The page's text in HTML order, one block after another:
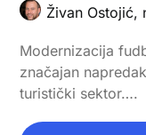
Živan Ostojić,
Modernizacija
značajan
turistički sektor….